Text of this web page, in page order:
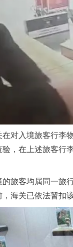
入境旅客行李物
，在上述旅客行
客均属同一旅行
海关已依法暂扣